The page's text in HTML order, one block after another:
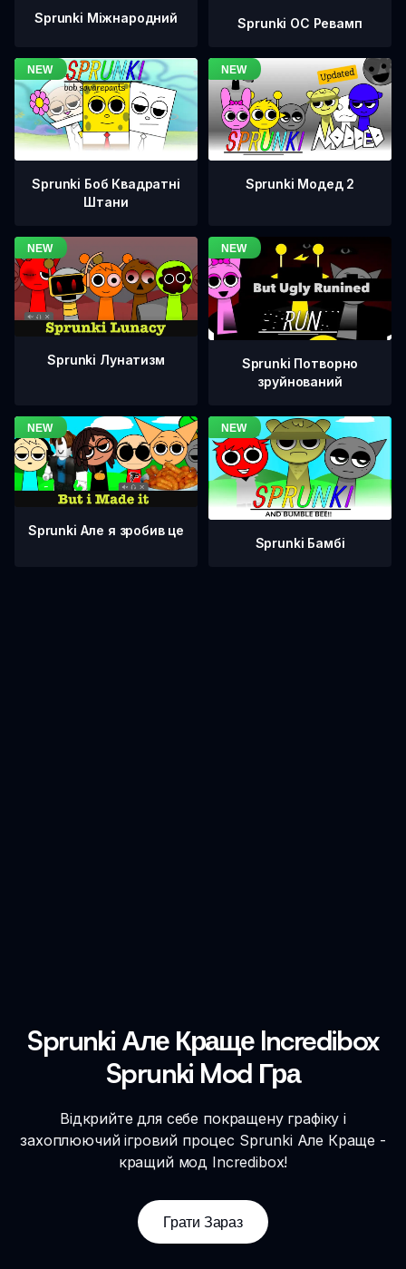
Sprunki Міжнародний Sprunki OC Ревамп
Sprunki Боб Квадратні
Штани
Sprunki Модед 2
Sprunki Лунатизм
Sprunki Потворно
зруйнований
Sprunki Але я зробив це
Sprunki Бамбі
Sprunki Але Краще Incredibox
Sprunki Mod Гра
Відкрийте для себе покращену графіку і
захоплюючий ігровий процес Sprunki Але Краще -
кращий мод Incredibox!
Грати Зараз